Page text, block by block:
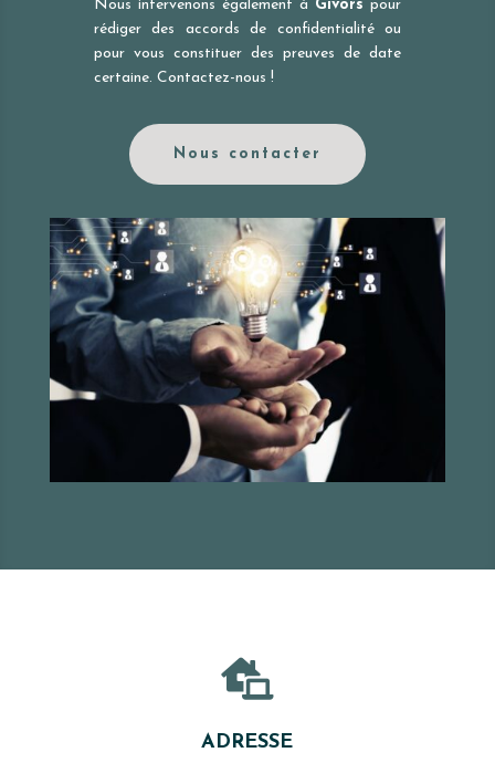
Nous intervenons également à Givors pour
rédiger des accords de confidentialité ou
pour vous constituer des preuves de date
certaine. Contactez-nous !
Nous contacter

ADRESSE